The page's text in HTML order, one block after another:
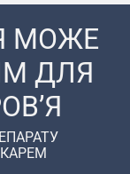
МОЖЕ
ДЛЯ